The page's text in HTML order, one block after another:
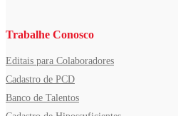
Trabalhe Conosco
Editais para Colaboradores
Cadastro de PCD
Banco de Talentos